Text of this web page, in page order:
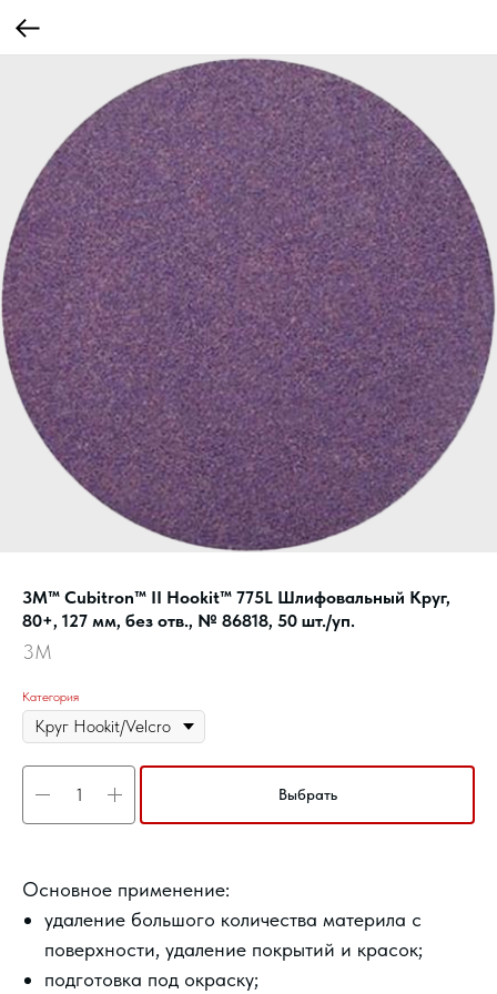
3M™ Cubitron™ II Hookit™ 775L Шлифовальный Круг,
80+, 127 мм, без отв., № 86818, 50 шт./уп.
3M
Категория
Выбрать
Основное применение:
удаление большого количества материла с
поверхности, удаление покрытий и красок;
подготовка под окраску;